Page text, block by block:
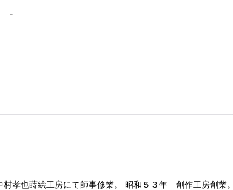
蒔絵工房にて師事修業。 昭和５３年 創作工房創業